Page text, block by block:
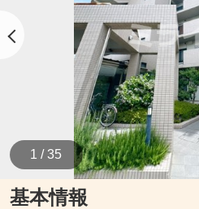
1 / 35
基本情報